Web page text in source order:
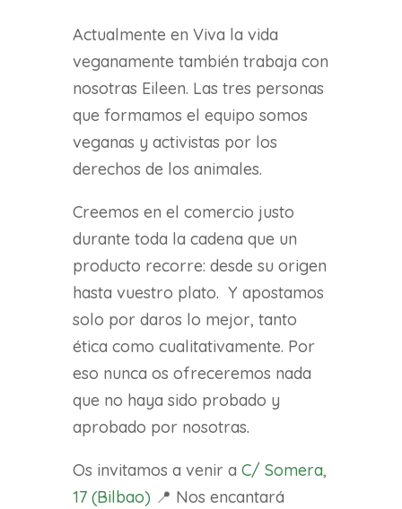
Actualmente en Viva la vida
veganamente también trabaja con
nosotras Eileen. Las tres personas
que formamos el equipo somos
veganas y activistas por los
derechos de los animales.
Creemos en el comercio justo
durante toda la cadena que un
producto recorre: desde su origen
hasta vuestro plato. Y apostamos
solo por daros lo mejor, tanto
ética como cualitativamente. Por
eso nunca os ofreceremos nada
que no haya sido probado y
aprobado por nosotras.
Os invitamos a venir a C/ Somera,
17 (Bilbao) 📍 Nos encantará